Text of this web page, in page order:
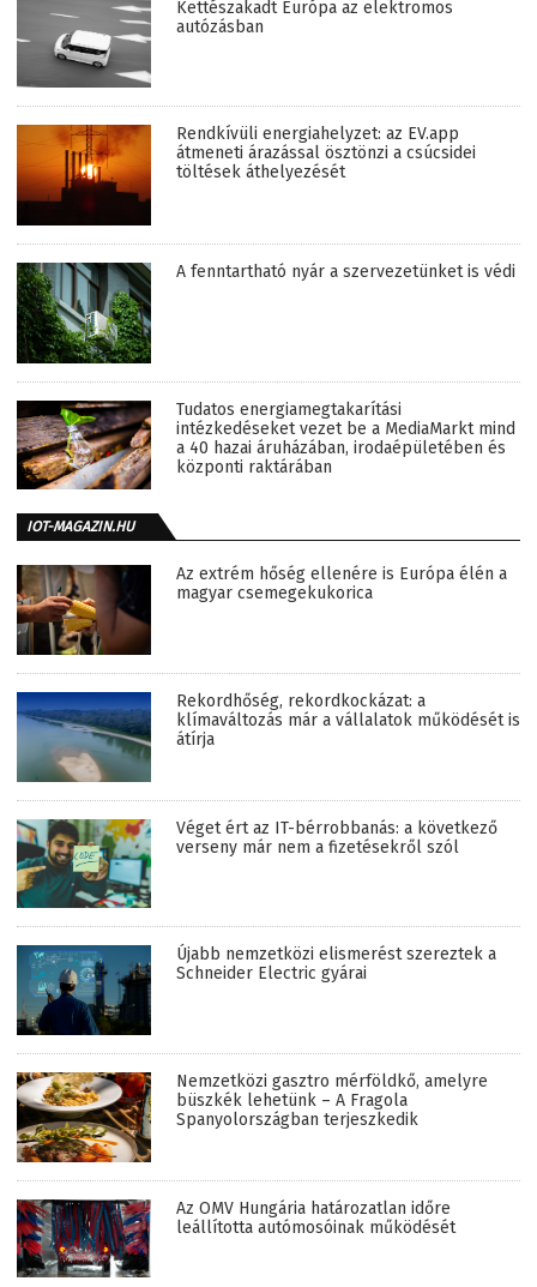
Kettészakadt Európa az elektromos
autózásban
Rendkívüli energiahelyzet: az EV.app
átmeneti árazással ösztönzi a csúcsidei
töltések áthelyezését
A fenntartható nyár a szervezetünket is védi
Tudatos energiamegtakarítási
intézkedéseket vezet be a MediaMarkt mind
a 40 hazai áruházában, irodaépületében és
központi raktárában
IOT-MAGAZIN.HU
Az extrém hőség ellenére is Európa élén a
magyar csemegekukorica
Rekordhőség, rekordkockázat: a
klímaváltozás már a vállalatok működését is
átírja
Véget ért az IT-bérrobbanás: a következő
verseny már nem a fizetésekről szól
Újabb nemzetközi elismerést szereztek a
Schneider Electric gyárai
Nemzetközi gasztro mérföldkő, amelyre
büszkék lehetünk – A Fragola
Spanyolországban terjeszkedik
Az OMV Hungária határozatlan időre
leállította autómosóinak működését